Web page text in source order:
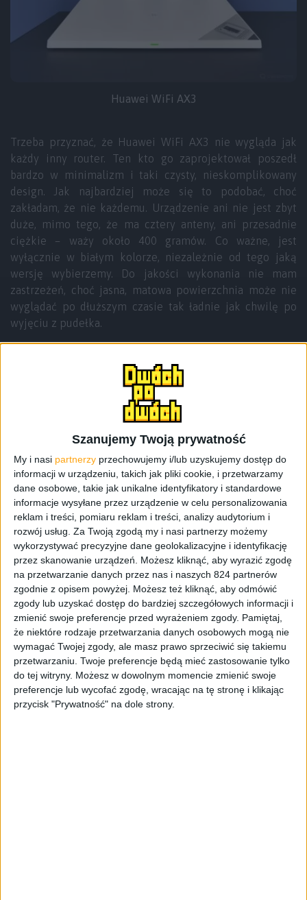
Szanujemy Twoją prywatność
My i nasi partnerzy przechowujemy i/lub uzyskujemy dostęp do
informacji w urządzeniu, takich jak pliki cookie, i przetwarzamy
dane osobowe, takie jak unikalne identyfikatory i standardowe
informacje wysyłane przez urządzenie w celu personalizowania
reklam i treści, pomiaru reklam i treści, analizy audytorium i
rozwój usług. Za Twoją zgodą my i nasi partnerzy możemy
wykorzystywać precyzyjne dane geolokalizacyjne i identyfikację
przez skanowanie urządzeń. Możesz kliknąć, aby wyrazić zgodę
na przetwarzanie danych przez nas i naszych 824 partnerów
zgodnie z opisem powyżej. Możesz też kliknąć, aby odmówić
zgody lub uzyskać dostęp do bardziej szczegółowych informacji i
zmienić swoje preferencje przed wyrażeniem zgody. Pamiętaj,
że niektóre rodzaje przetwarzania danych osobowych mogą nie
wymagać Twojej zgody, ale masz prawo sprzeciwić się takiemu
przetwarzaniu. Twoje preferencje będą mieć zastosowanie tylko
do tej witryny. Możesz w dowolnym momencie zmienić swoje
preferencje lub wycofać zgodę, wracając na tę stronę i klikając
przycisk "Prywatność" na dole strony.
Huawei WiFi AX3
Trzeba przyznać, że Huawei WiFi AX3 nie wygląda jak
każdy inny router. Ten kto go zaprojektował poszedł
bardzo w minimalizm i taki czysty, nieskomplikowany
design. Jak najbardziej może się to podobać, choć
zakładam, że nie każdemu. Urządzenie ani nie jest zbyt
duże, mimo tego, że ma cztery anteny, ani przesadnie
ciężkie – waży około 400 gramów. Co ważne, jest
wyłącznie w białym kolorze, niezależnie od tego jaką
wersję wybierzemy. Do jakości wykonania nie mam
zastrzeżeń, choć jasna, matowa powierzchnia może nie
wyglądać po dłuższym czasie tak ładnie jak chwilę po
wyjęciu z pudełka.
odbiło się trochę na tym, że anteny możemy postawić
tylko w jednej pozycji (nie licząc oczywiście tego, gdy są
w pozycji „zero”, czyli złożone). W WiFi AX3 anteny są
przymocowane na stałe i nie możemy ich ustawić
kierunkowo. To inaczej niż w większości routerów. Czy
znajdziecie nieco niżej. Prawda jest taka, że przynajmniej
nie wygląda jak wielki, odwrócony „pająk” i zajmuje
mniej miejsca.